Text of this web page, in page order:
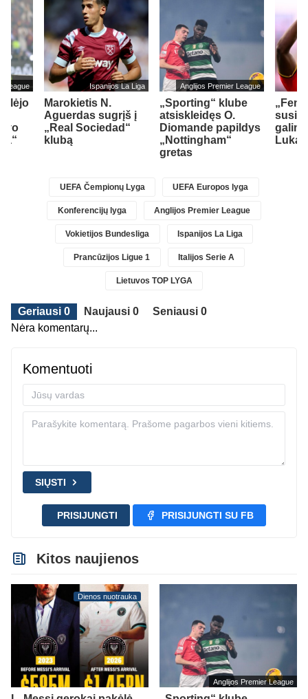
League Ispanijos La Liga
Marokietis N.
Aguerdas sugrįš į
„Real Sociedad“
klubą
Anglijos Premier League
„Sporting“ klube
atsiskleidęs O.
Diomande papildys
„Nottingham“
gretas
UEFA Čempionų Lyga UEFA Europos lyga
Konferencijų lyga Anglijos Premier League
Vokietijos Bundesliga Ispanijos La Liga
Prancūzijos Ligue 1 Italijos Serie A
Lietuvos TOP LYGA
Geriausi 0 Naujausi 0
Seniausi 0
Nėra komentarų...
Komentuoti
SIŲSTI
PRISIJUNGTI PRISIJUNGTI SU FB
Kitos naujienos
Dienos nuotrauka
Anglijos Premier League